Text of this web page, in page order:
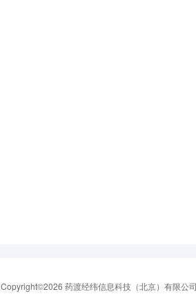
Copyright©2026 药渡经纬信息科技（北京）有限公